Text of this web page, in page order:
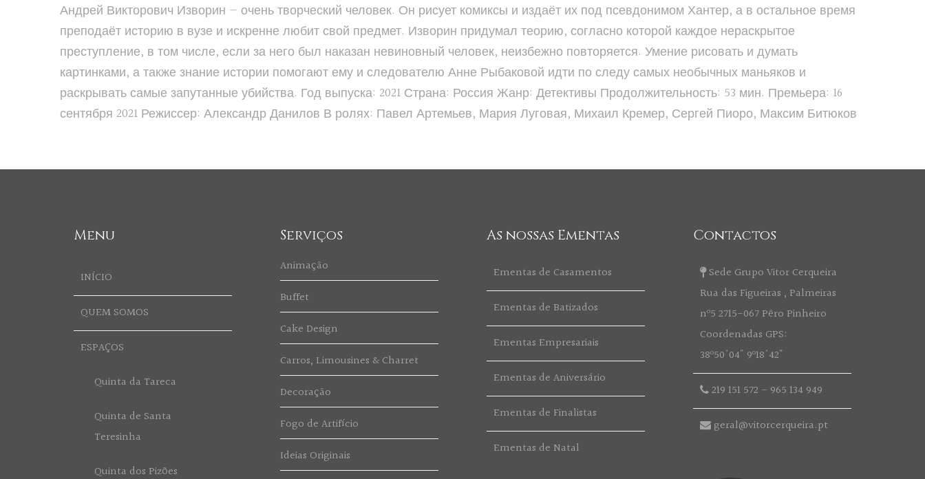
Андрей Викторович Изворин — очень творческий человек. Он рисует комиксы и издаёт их под псевдонимом Хантер, а в остальное время
преподаёт историю в вузе и искренне любит свой предмет. Изворин придумал теорию, согласно которой каждое нераскрытое
преступление, в том числе, если за него был наказан невиновный человек, неизбежно повторяется. Умение рисовать и думать
картинками, а также знание истории помогают ему и следователю Анне Рыбаковой идти по следу самых необычных маньяков и
раскрывать самые запутанные убийства. Год выпуска: 2021 Страна: Россия Жанр: Детективы Продолжительность: 53 мин. Премьера: 16
сентября 2021 Режиссер: Александр Данилов В ролях: Павел Артемьев, Мария Луговая, Михаил Кремер, Сергей Пиоро, Максим Битюков
Menu
INÍCIO
QUEM SOMOS
ESPAÇOS
Quinta da Tareca
Quinta de Santa
Teresinha
Quinta dos Pizões
Serviços
Animação
Buffet
Cake Design
Carros, Limousines & Charret
Decoração
Fogo de Artifício
Ideias Originais
As nossas Ementas
Ementas de Casamentos
Ementas de Batizados
Ementas Empresariais
Ementas de Aniversário
Ementas de Finalistas
Ementas de Natal
Contactos
Sede Grupo Vitor Cerqueira
Rua das Figueiras , Palmeiras
nº5 2715-067 Pêro Pinheiro
Coordenadas GPS:
38º50'04" 9º18'42"
219 151 572 - 965 134 949
geral@vitorcerqueira.pt